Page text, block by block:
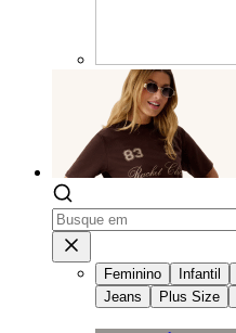
Feminino Infantil
Jeans
Plus Size